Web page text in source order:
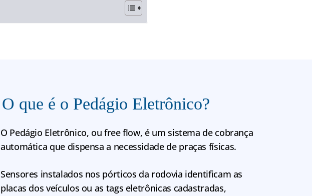
O que é o Pedágio Eletrônico?
O Pedágio Eletrônico, ou free flow, é um sistema de cobrança
automática que dispensa a necessidade de praças físicas.
Sensores instalados nos pórticos da rodovia identificam as
placas dos veículos ou as tags eletrônicas cadastradas,